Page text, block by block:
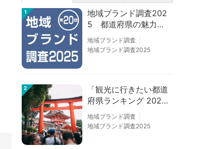
1
地域ブランド調査202
5 都道府県の魅力度
等調査結果
地域ブランド調査
地域ブランド調査2025
2
「観光に行きたい都道
府県ランキング 202
6」京都は低下、神奈
川上昇
地域ブランド調査
地域ブランド調査2025